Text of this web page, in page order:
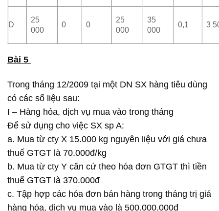
D
25
000
0 0
25
000
35
000
0,1 3
Bài 5
Trong tháng 12/2009 tại một DN SX hàng tiêu dùng
có các số liệu sau:
I – Hàng hóa, dịch vụ mua vào trong tháng
Để sử dụng cho việc SX sp A:
a. Mua từ cty X 15.000 kg nguyên liệu với giá chưa
thuế GTGT là 70.000đ/kg
b. Mua từ cty Y căn cứ theo hóa đơn GTGT thì tiền
thuế GTGT là 370.000đ
c. Tập hợp các hóa đơn bán hàng trong tháng trị giá
hàng hóa, dich vụ mua vào là 500.000.000đ